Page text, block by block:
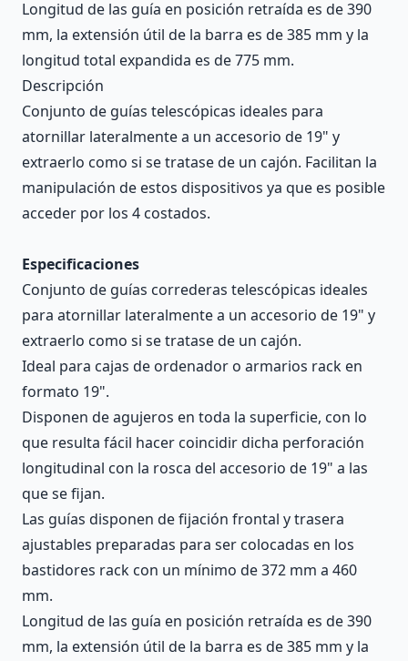
Longitud de las guía en posición retraída es de 390
mm, la extensión útil de la barra es de 385 mm y la
longitud total expandida es de 775 mm.
Descripción
Conjunto de guías telescópicas ideales para
atornillar lateralmente a un accesorio de 19" y
extraerlo como si se tratase de un cajón. Facilitan la
manipulación de estos dispositivos ya que es posible
acceder por los 4 costados.
Especificaciones
Conjunto de guías correderas telescópicas ideales
para atornillar lateralmente a un accesorio de 19" y
extraerlo como si se tratase de un cajón.
Ideal para cajas de ordenador o armarios rack en
formato 19".
Disponen de agujeros en toda la superficie, con lo
que resulta fácil hacer coincidir dicha perforación
longitudinal con la rosca del accesorio de 19" a las
que se fijan.
Las guías disponen de fijación frontal y trasera
ajustables preparadas para ser colocadas en los
bastidores rack con un mínimo de 372 mm a 460
mm.
Longitud de las guía en posición retraída es de 390
mm, la extensión útil de la barra es de 385 mm y la